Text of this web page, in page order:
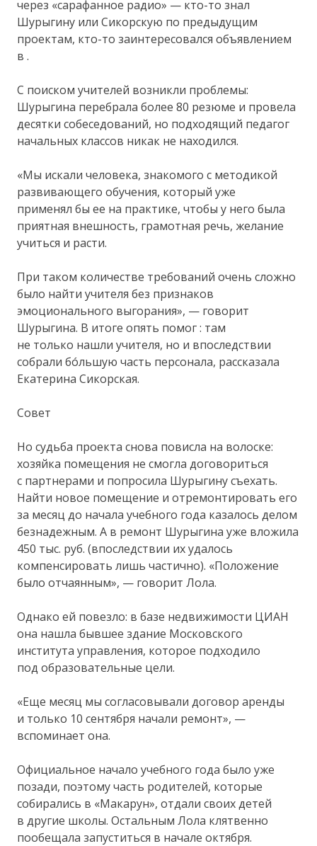
через «сарафанное радио» — кто-то знал
Шурыгину или Сикорскую по предыдущим
проектам, кто-то заинтересовался объявлением
в .
С поиском учителей возникли проблемы:
Шурыгина перебрала более 80 резюме и провела
десятки собеседований, но подходящий педагог
начальных классов никак не находился.
«Мы искали человека, знакомого с методикой
развивающего обучения, который уже
применял бы ее на практике, чтобы у него была
приятная внешность, грамотная речь, желание
учиться и расти.
При таком количестве требований очень сложно
было найти учителя без признаков
эмоционального выгорания», — говорит
Шурыгина. В итоге опять помог : там
не только нашли учителя, но и впоследствии
собрали бóльшую часть персонала, рассказала
Екатерина Сикорская.
Совет
Но судьба проекта снова повисла на волоске:
хозяйка помещения не смогла договориться
с партнерами и попросила Шурыгину съехать.
Найти новое помещение и отремонтировать его
за месяц до начала учебного года казалось делом
безнадежным. А в ремонт Шурыгина уже вложила
450 тыс. руб. (впоследствии их удалось
компенсировать лишь частично). «Положение
было отчаянным», — говорит Лола.
Однако ей повезло: в базе недвижимости ЦИАН
она нашла бывшее здание Московского
института управления, которое подходило
под образовательные цели.
«Еще месяц мы согласовывали договор аренды
и только 10 сентября начали ремонт», —
вспоминает она.
Официальное начало учебного года было уже
позади, поэтому часть родителей, которые
собирались в «Макарун», отдали своих детей
в другие школы. Остальным Лола клятвенно
пообещала запуститься в начале октября.